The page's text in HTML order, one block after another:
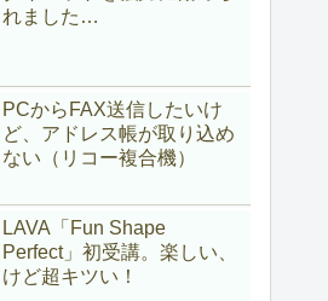
れました…
PCからFAX送信したいけ
ど、アドレス帳が取り込め
ない（リコー複合機）
LAVA「Fun Shape
Perfect」初受講。楽しい、
けど超キツい！